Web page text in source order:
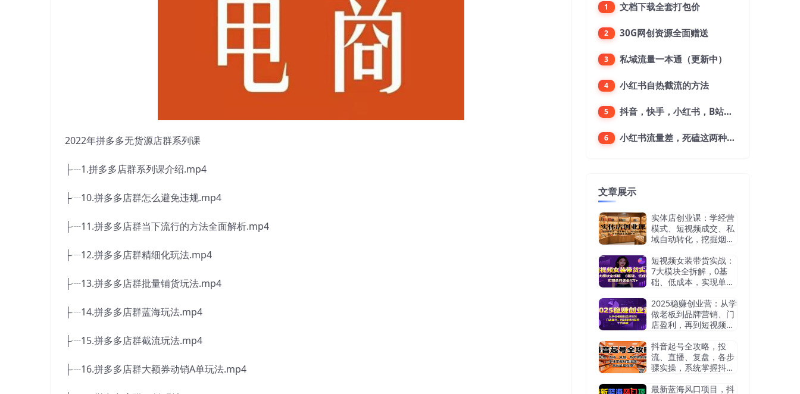
2022年拼多多无货源店群系列课
├┈1.拼多多店群系列课介绍.mp4
├┈10.拼多多店群怎么避免违规.mp4
├┈11.拼多多店群当下流行的方法全面解析.mp4
├┈12.拼多多店群精细化玩法.mp4
├┈13.拼多多店群批量铺货玩法.mp4
├┈14.拼多多店群蓝海玩法.mp4
├┈15.拼多多店群截流玩法.mp4
├┈16.拼多多店群大额券动销A单玩法.mp4
1 文档下载全套打包价
2 30G网创资源全面赠送
3 私域流量一本通（更新中）
4 小红书自热截流的方法
5 抖音，快手，小红书，B站，微博，微信公众号，微信视频号。每一个平台，都是不一样的机会，对应不一样的赚钱思路
6 小红书流量差，死磕这两种笔记就好
文章展示
实体店创业课：学经营
模式、短视频成交、私
域自动转化，挖掘烟酒
短视频女装带货实战：
7大模块全拆解，0基
础、低成本，实现单月
2025稳赚创业营：从学
做老板到品牌营销、门
店盈利，再到短视频获
抖音起号全攻略，投
流、直播、复盘，各步
骤实操，系统掌握抖音
最新蓝海风口项目，抖